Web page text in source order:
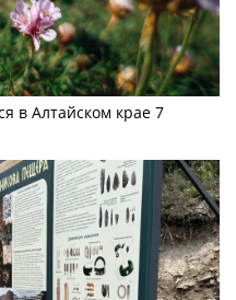
в Алтайском крае 7